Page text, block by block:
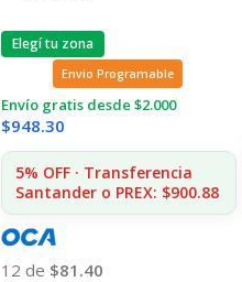
Elegí tu zona
Envio Programable
Envío gratis desde $2.000
$948.30
5% OFF · Transferencia
Santander o PREX: $900.88
12 de $81.40